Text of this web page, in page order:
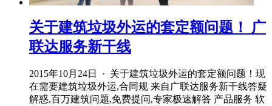
关于建筑垃圾外运的套定额问题！ 广
联达服务新干线
2015年10月24日 · 关于建筑垃圾外运的套定额问题！现
在需要建筑垃圾外运,合同规 来自广联达服务新干线答疑
解惑,百万建筑问题,免费提问,专家极速解答 产品服务 软